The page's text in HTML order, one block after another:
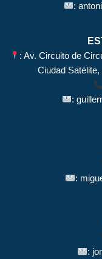
:
: Av. Circuito de
Ciudad
:
:
: